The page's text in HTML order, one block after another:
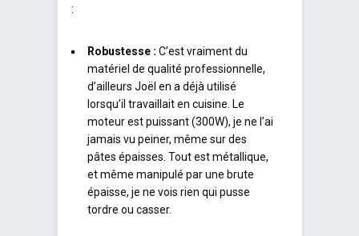
:
Robustesse : C’est vraiment du
matériel de qualité professionnelle,
d’ailleurs Joël en a déjà utilisé
lorsqu’il travaillait en cuisine. Le
moteur est puissant (300W), je ne l’ai
jamais vu peiner, même sur des
pâtes épaisses. Tout est métallique,
et même manipulé par une brute
épaisse, je ne vois rien qui pusse
tordre ou casser.